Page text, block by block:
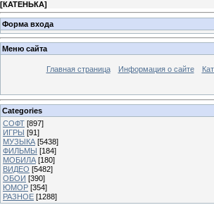
[КАТЕНЬКА]
Форма входа
Меню сайта
Главная страница Информация о сайте
Categories
СОФТ [897]
ИГРЫ [91]
МУЗЫКА [5438]
ФИЛЬМЫ [184]
МОБИЛА [180]
ВИДЕО [5482]
ОБОИ [390]
ЮМОР [354]
РАЗНОЕ [1288]